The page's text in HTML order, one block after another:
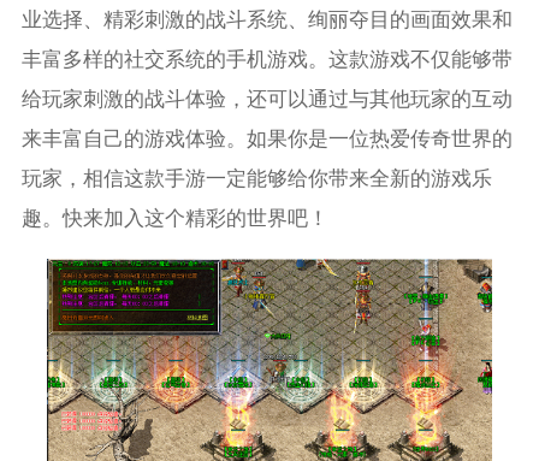
业选择、精彩刺激的战斗系统、绚丽夺目的画面效果和
丰富多样的社交系统的手机游戏。这款游戏不仅能够带
给玩家刺激的战斗体验，还可以通过与其他玩家的互动
来丰富自己的游戏体验。如果你是一位热爱传奇世界的
玩家，相信这款手游一定能够给你带来全新的游戏乐
趣。快来加入这个精彩的世界吧！